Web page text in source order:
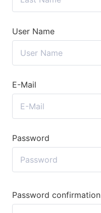
User Name
E-Mail
Password
Password confirmation